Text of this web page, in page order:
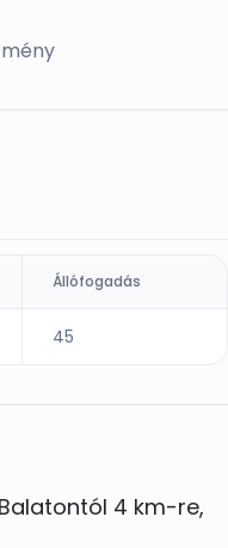
Állófogadás
45
4 km-re,